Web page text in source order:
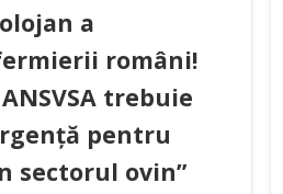
a
români!
trebuie
pentru
sectorul ovin”